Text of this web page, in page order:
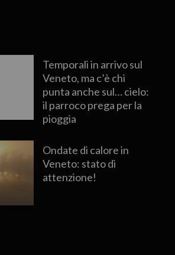
Temporali in arrivo sul
Veneto, ma c’è chi
punta anche sul… cielo:
il parroco prega per la
pioggia
Ondate di calore in
Veneto: stato di
attenzione!